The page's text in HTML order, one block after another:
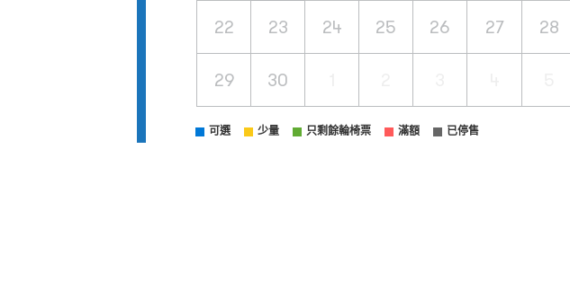
22 23 24 25 26 27 28
29 30
可選 少量 只剩餘輪椅票 滿額 已停售